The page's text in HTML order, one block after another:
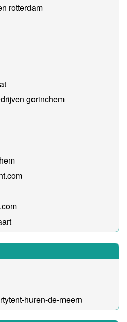
rotterdam
gorinchem
huren-de-meern